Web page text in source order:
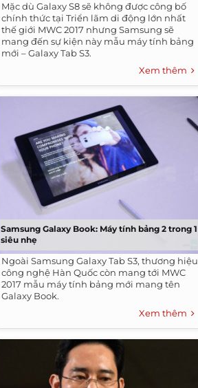
Mặc dù Galaxy S8 sẽ không được công bố
chính thức tại Triển lãm di động lớn nhất
thế giới MWC 2017 nhưng Samsung sẽ
mang đến sự kiện này mẫu máy tính bảng
mới – Galaxy Tab S3.
Xem thêm
Samsung Galaxy Book: Máy tính bảng 2 trong 1
siêu nhẹ
Ngoài Samsung Galaxy Tab S3, thương hiệu
công nghệ Hàn Quốc còn mang tới MWC
2017 mẫu máy tính bảng mới mang tên
Galaxy Book.
Xem thêm